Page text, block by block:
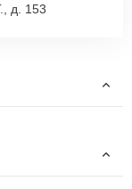
д. 153